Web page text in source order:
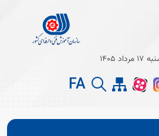
مرداد 1405
FA